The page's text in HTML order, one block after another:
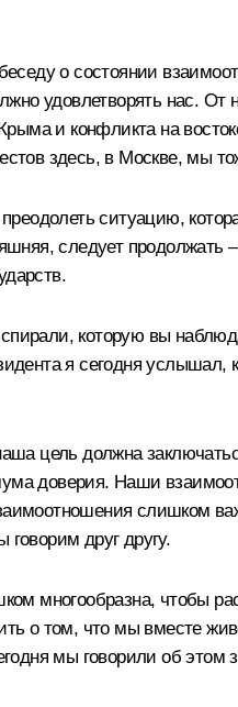
о состоянии
удовлетворять нас.
и конфликта на
здесь, в Москве, мы
ситуацию,
следует
которую вы
я сегодня услышал,
цель должна
доверия. Наши
говорим друг другу.
многообразна, чтобы
о том, что мы вместе
мы говорили об этом